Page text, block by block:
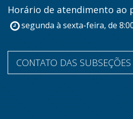
Horário de atendimento ao
segunda à sexta-feira, de
CONTATO DAS SUBSEÇÕES